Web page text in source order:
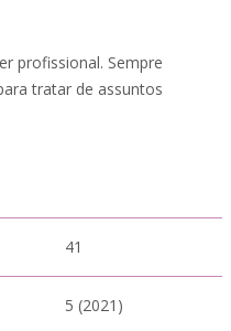
profissional. Sempre
tratar de assuntos
41
5 (2021)